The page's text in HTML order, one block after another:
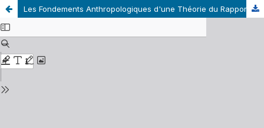
Les Fondements Anthropologiques d'une Théorie du Rapport au Savoir